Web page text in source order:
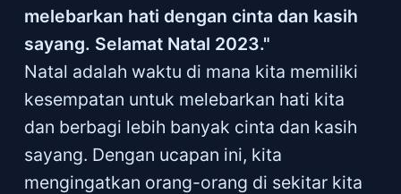
melebarkan hati dengan cinta dan kasih
sayang. Selamat Natal 2023."
Natal adalah waktu di mana kita memiliki
kesempatan untuk melebarkan hati kita
dan berbagi lebih banyak cinta dan kasih
sayang. Dengan ucapan ini, kita
mengingatkan orang-orang di sekitar kita